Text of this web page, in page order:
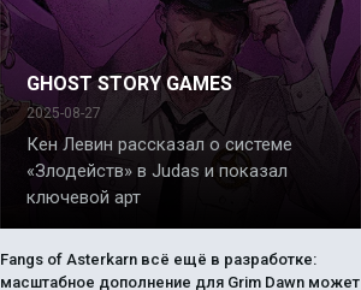
GHOST STORY GAMES
2025-08-27
Кен Левин рассказал о системе
«Злодейств» в Judas и показал
ключевой арт
Fangs of Asterkarn всё ещё в разработке:
масштабное дополнение для Grim Dawn может